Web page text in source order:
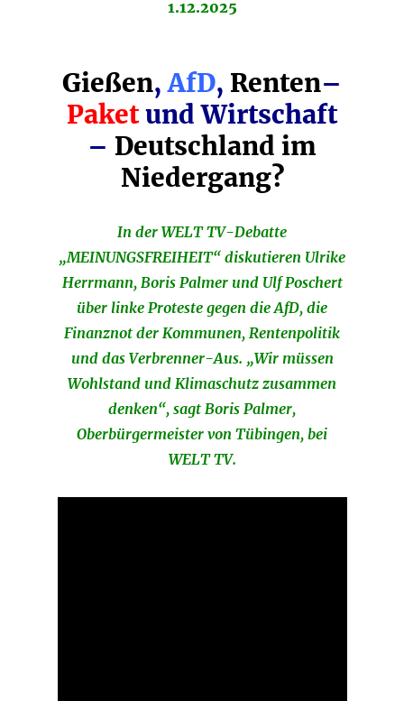
1.12.2025
Gießen,AfD, Renten–
Paketund Wirtschaft
– Deutschland im
Niedergang?
In der WELT TV-Debatte
„MEINUNGSFREIHEIT“ diskutieren Ulrike
Herrmann, Boris Palmer und Ulf Poschert
über linke Proteste gegen die AfD, die
Finanznot der Kommunen, Rentenpolitik
und das Verbrenner-Aus. „Wir müssen
Wohlstand und Klimaschutz zusammen
denken“, sagt Boris Palmer,
Oberbürgermeister von Tübingen, bei
WELT TV.